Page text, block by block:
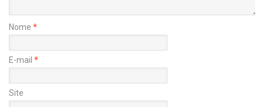
Nome *
E-mail *
Site